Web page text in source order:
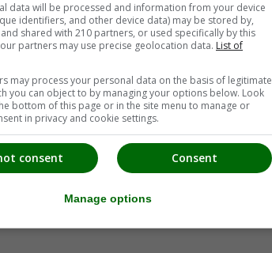
data will be processed and information from your device
identifiers, and other device data) may be stored by,
shared with 210 partners, or used specifically by this
partners may use precise geolocation data. List of
may process your personal data on the basis of legitimate
you can object to by managing your options below. Look
bottom of this page or in the site menu to manage or
in privacy and cookie settings.
Consent
consent
Manage options